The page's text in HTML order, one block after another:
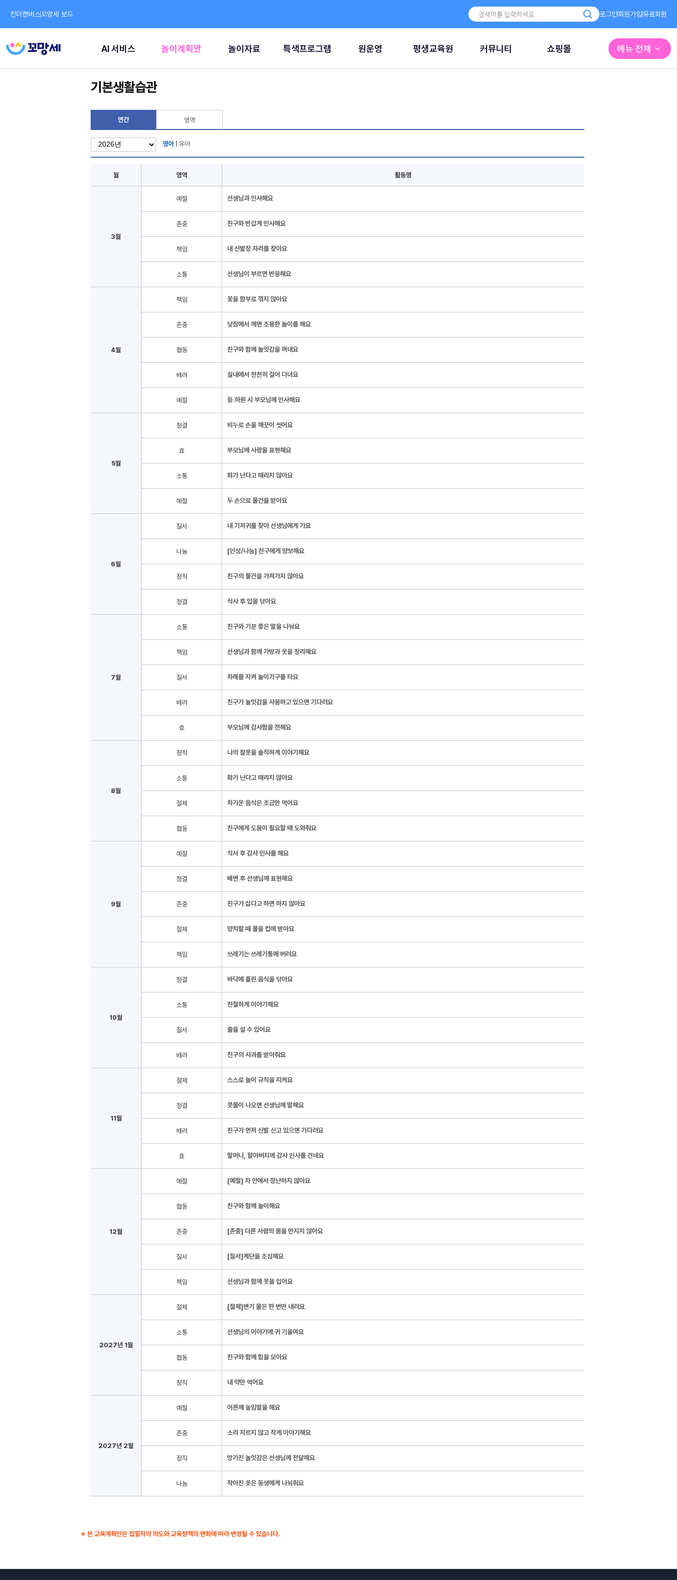
킨더캔버스꼬망세 보드 로그인회원가입유료회원
AI 서비스 놀이계획안 놀이자료 특색프로그램 원운영 평생교육원 커뮤니티 쇼핑몰 메뉴 전체
기본생활습관
연간 영역
영아| 유아
월 영역 활동명
3월
예절 선생님과 인사해요
존중 친구와 반갑게 인사해요
책임 내 신발장 자리를 찾아요
소통 선생님이 부르면 반응해요
4월
책임 꽃을 함부로 꺾지 않아요
존중 낮잠에서 깨면 조용한 놀이를 해요
협동 친구와 함께 놀잇감을 꺼내요
배려 실내에서 천천히 걸어 다녀요
예절 등․하원 시 부모님께 인사해요
5월
청결 비누로 손을 깨끗이 씻어요
효 부모님께 사랑을 표현해요
소통 화가 난다고 때리지 않아요
예절 두 손으로 물건을 받아요
6월
질서 내 기저귀를 찾아 선생님에게 가요
나눔 [인성/나눔] 친구에게 양보해요
정직 친구의 물건을 가져가지 않아요
청결 식사 후 입을 닦아요
7월
소통 친구와 기분 좋은 말을 나눠요
책임 선생님과 함께 가방과 옷을 정리해요
질서 차례를 지켜 놀이기구를 타요
배려 친구가 놀잇감을 사용하고 있으면 기다려요
효 부모님께 감사함을 전해요
8월
정직 나의 잘못을 솔직하게 이야기해요
소통 화가 난다고 때리지 않아요
절제 차가운 음식은 조금만 먹어요
협동 친구에게 도움이 필요할 때 도와줘요
9월
예절 식사 후 감사 인사를 해요
청결 배변 후 선생님께 표현해요
존중 친구가 싫다고 하면 하지 않아요
절제 양치할 때 물을 컵에 받아요
책임 쓰레기는 쓰레기통에 버려요
10월
청결 바닥에 흘린 음식을 닦아요
소통 친절하게 이야기해요
질서 줄을 설 수 있어요
배려 친구의 사과를 받아줘요
11월
절제 스스로 놀이 규칙을 지켜요
청결 콧물이 나오면 선생님께 말해요
배려 친구가 먼저 신발 신고 있으면 기다려요
효 할머니, 할아버지께 감사 인사를 건네요
12월
예절 [예절] 차 안에서 장난하지 않아요
협동 친구와 함께 놀이해요
존중 [존중] 다른 사람의 몸을 만지지 않아요
질서 [질서]계단을 조심해요
책임 선생님과 함께 옷을 입어요
2027년 1월
절제 [절제]변기 물은 한 번만 내려요
소통 선생님의 이야기에 귀 기울여요
협동 친구와 함께 힘을 모아요
정직 내 약만 먹어요
2027년 2월
예절 어른께 높임말을 해요
존중 소리 지르지 않고 작게 이야기해요
정직 망가진 놀잇감은 선생님께 전달해요
나눔 작아진 옷은 동생에게 나눠줘요
※ 본 교육계획안은 집필자의 의도와 교육정책의 변화에 따라 변경될 수 있습니다.